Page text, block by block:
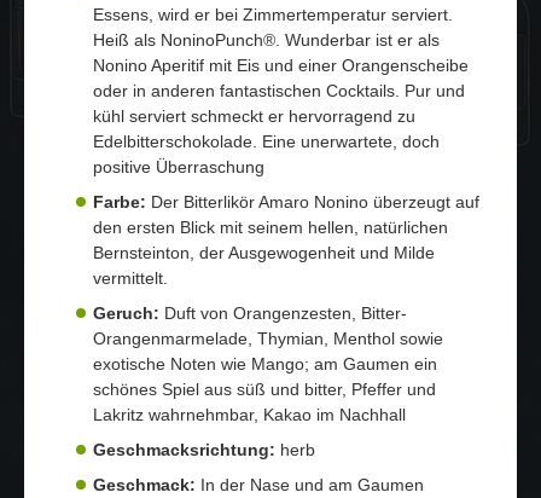
Essens, wird er bei Zimmertemperatur serviert.
Heiß als NoninoPunch®. Wunderbar ist er als
Nonino Aperitif mit Eis und einer Orangenscheibe
oder in anderen fantastischen Cocktails. Pur und
kühl serviert schmeckt er hervorragend zu
Edelbitterschokolade. Eine unerwartete, doch
positive Überraschung
Farbe: Der Bitterlikör Amaro Nonino überzeugt auf
den ersten Blick mit seinem hellen, natürlichen
Bernsteinton, der Ausgewogenheit und Milde
vermittelt.
Geruch: Duft von Orangenzesten, Bitter-
Orangenmarmelade, Thymian, Menthol sowie
exotische Noten wie Mango; am Gaumen ein
schönes Spiel aus süß und bitter, Pfeffer und
Lakritz wahrnehmbar, Kakao im Nachhall
Geschmacksrichtung: herb
Geschmack: In der Nase und am Gaumen